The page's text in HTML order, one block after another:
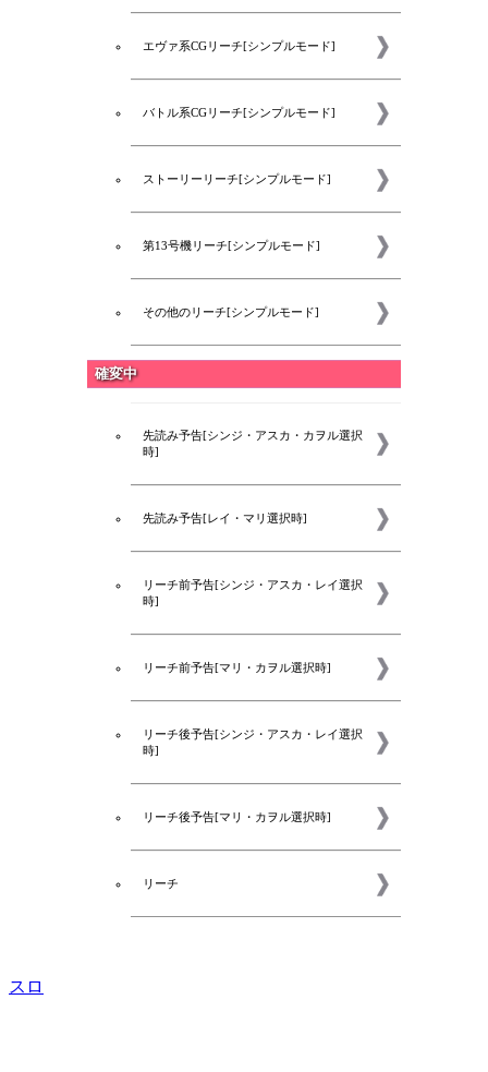
スロ
エヴァ系CGリーチ[シンプルモード]
バトル系CGリーチ[シンプルモード]
ストーリーリーチ[シンプルモード]
第13号機リーチ[シンプルモード]
その他のリーチ[シンプルモード]
確変中
先読み予告[シンジ・アスカ・カヲル選択
時]
先読み予告[レイ・マリ選択時]
リーチ前予告[シンジ・アスカ・レイ選択
時]
リーチ前予告[マリ・カヲル選択時]
リーチ後予告[シンジ・アスカ・レイ選択
時]
リーチ後予告[マリ・カヲル選択時]
リーチ